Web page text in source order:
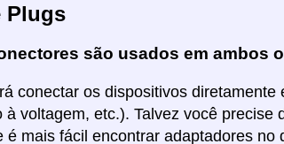
Plugs
são usados em ambos
conectar os dispositivos
à voltagem, etc.). Talvez você
é mais fácil encontrar adaptadores